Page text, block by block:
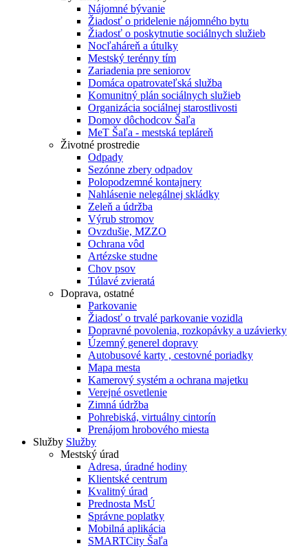
Nájomné bývanie
Žiadosť o pridelenie nájomného bytu
Žiadosť o poskytnutie sociálnych služieb
Nocľaháreň a útulky
Mestský terénny tím
Zariadenia pre seniorov
Domáca opatrovateľská služba
Komunitný plán sociálnych služieb
Organizácia sociálnej starostlivosti
Domov dôchodcov Šaľa
MeT Šaľa - mestská tepláreň
Životné prostredie
Odpady
Sezónne zbery odpadov
Polopodzemné kontajnery
Nahlásenie nelegálnej skládky
Zeleň a údržba
Výrub stromov
Ovzdušie, MZZO
Ochrana vôd
Artézske studne
Chov psov
Túlavé zvieratá
Doprava, ostatné
Parkovanie
Žiadosť o trvalé parkovanie vozidla
Dopravné povolenia, rozkopávky a uzávierky
Územný generel dopravy
Autobusové karty , cestovné poriadky
Mapa mesta
Kamerový systém a ochrana majetku
Verejné osvetlenie
Zimná údržba
Pohrebiská, virtuálny cintorín
Prenájom hrobového miesta
Služby Služby
Mestský úrad
Adresa, úradné hodiny
Klientské centrum
Kvalitný úrad
Prednosta MsÚ
Správne poplatky
Mobilná aplikácia
SMARTCity Šaľa